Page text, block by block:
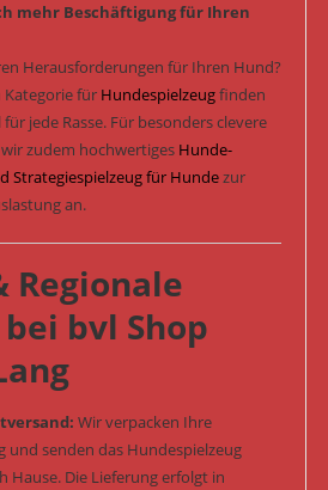
mehr Beschäftigung für Ihren
Herausforderungen für Ihren Hund?
Kategorie für Hundespielzeugfinden
jede Rasse. Für besonders clevere
zudem hochwertiges Hunde-
Strategiespielzeug für Hundezur
an.
Regionale
bvl Shop
Wir verpacken Ihre
und senden das Hundespielzeug
Hause. Die Lieferung erfolgt in